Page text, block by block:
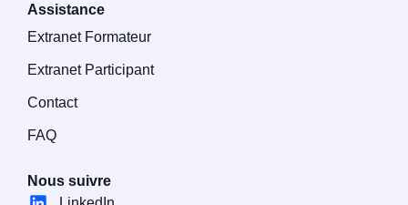
Assistance
Extranet Formateur
Extranet Participant
Contact
FAQ
Nous suivre